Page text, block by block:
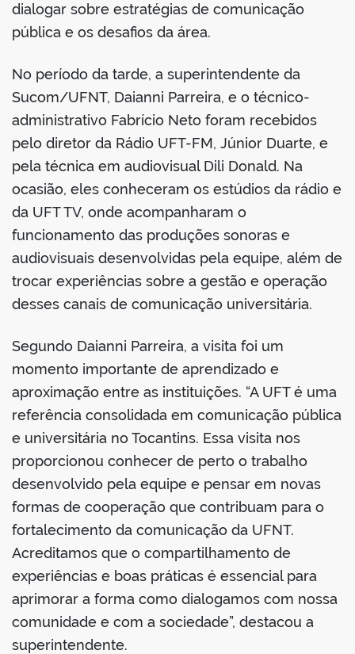
portal
dialogar sobre estratégias de comunicação
pública e os desafios da área.
No período da tarde, a superintendente da
Sucom/UFNT, Daianni Parreira, e o técnico-
administrativo Fabrício Neto foram recebidos
pelo diretor da Rádio UFT-FM, Júnior Duarte, e
pela técnica em audiovisual Dili Donald. Na
ocasião, eles conheceram os estúdios da rádio e
da UFT TV, onde acompanharam o
funcionamento das produções sonoras e
audiovisuais desenvolvidas pela equipe, além de
trocar experiências sobre a gestão e operação
desses canais de comunicação universitária.
Segundo Daianni Parreira, a visita foi um
momento importante de aprendizado e
aproximação entre as instituições. “A UFT é uma
referência consolidada em comunicação pública
e universitária no Tocantins. Essa visita nos
proporcionou conhecer de perto o trabalho
desenvolvido pela equipe e pensar em novas
formas de cooperação que contribuam para o
fortalecimento da comunicação da UFNT.
Acreditamos que o compartilhamento de
experiências e boas práticas é essencial para
aprimorar a forma como dialogamos com nossa
comunidade e com a sociedade”, destacou a
superintendente.